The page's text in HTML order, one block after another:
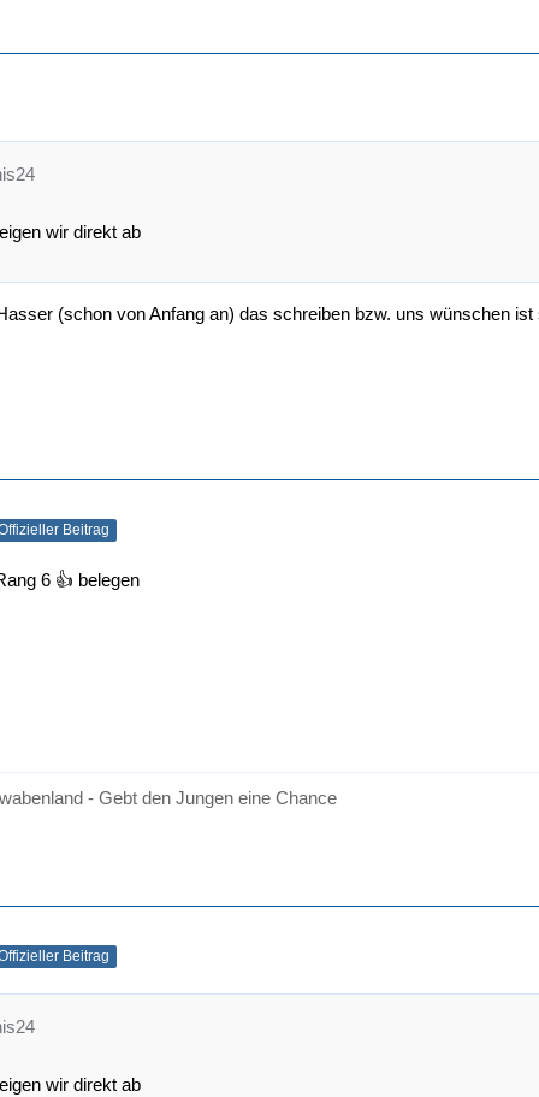
wir direkt ab
(schon von Anfang an) das schreiben bzw. uns wünschen
Beitrag
6 👍 belegen
- Gebt den Jungen eine Chance
Beitrag
wir direkt ab